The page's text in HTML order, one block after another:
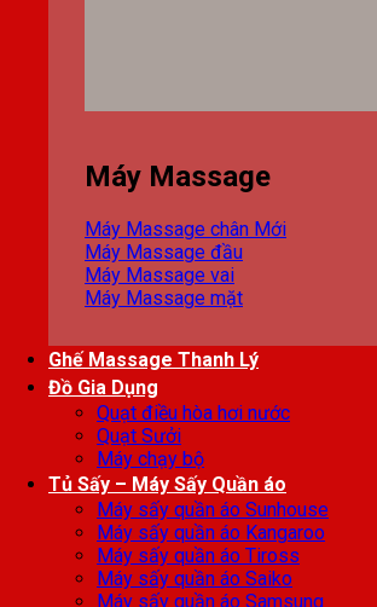
Máy Massage
Máy Massage chân
Máy Massage đầu
Máy Massage vai
Máy Massage mặt
Ghế Massage Thanh Lý
Đồ Gia Dụng
Quạt điều hòa hơi nước
Quạt Sưởi
Máy chạy bộ
Tủ Sấy – Máy Sấy Quần áo
Máy sấy quần áo Sunhouse
Máy sấy quần áo Kangaroo
Máy sấy quần áo Tiross
Máy sấy quần áo Saiko
Máy sấy quần áo Samsung